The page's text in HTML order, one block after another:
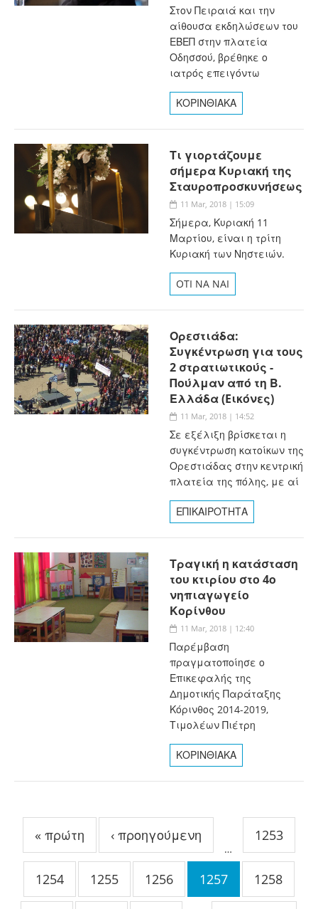
Στον Πειραιά και την
αίθουσα εκδηλώσεων του
ΕΒΕΠ στην πλατεία
Οδησσού, βρέθηκε ο
ιατρός επειγόντω
ΚΟΡΙΝΘΙΑΚΑ
Τι γιορτάζουμε
σήμερα Κυριακή της
Σταυροπροσκυνήσεως
11 Mar, 2018 | 15:09
Σήμερα, Κυριακή 11
Μαρτίου, είναι η τρίτη
Κυριακή των Νηστειών.
OTI NA NAI
Ορεστιάδα:
Συγκέντρωση για τους
2 στρατιωτικούς -
Πούλμαν από τη Β.
Ελλάδα (Eικόνες)
11 Mar, 2018 | 14:52
Σε εξέλιξη βρίσκεται η
συγκέντρωση κατοίκων της
Ορεστιάδας στην κεντρική
πλατεία της πόλης, με αί
ΕΠΙΚΑΙΡΟΤΗΤΑ
Τραγική η κατάσταση
του κτιρίου στο 4ο
νηπιαγωγείο
Κορίνθου
11 Mar, 2018 | 12:40
Παρέμβαση
πραγματοποίησε ο
Επικεφαλής της
Δημοτικής Παράταξης
Κόρινθος 2014-2019,
Τιμολέων Πιέτρη
ΚΟΡΙΝΘΙΑΚΑ
« πρώτη ‹ προηγούμενη
…
1253
1254 1255 1256 1257 1258